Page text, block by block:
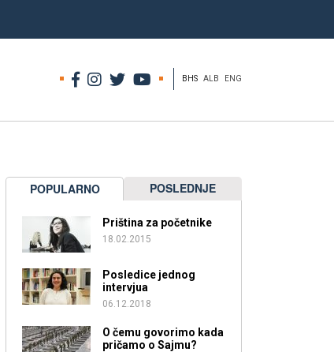
BHS ALB ENG
POPULARNO POSLEDNJE
Priština za početnike
18.02.2015
Posledice jednog
intervjua
06.12.2018
O čemu govorimo kada
pričamo o Sajmu?